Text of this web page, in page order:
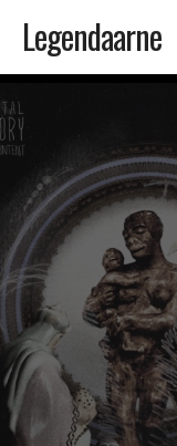
to
content
Legendaarne